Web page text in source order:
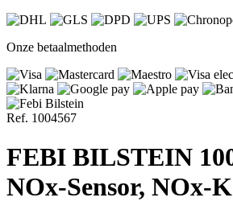
Onze betaalmethoden
Ref. 1004567
FEBI BILSTEIN
NOx-Sensor, NOx-